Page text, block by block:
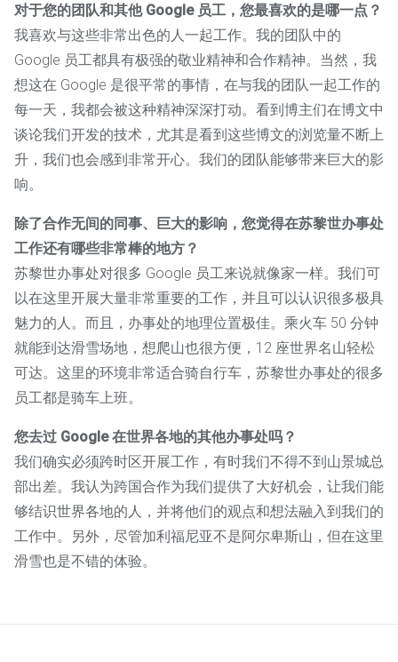
对于您的团队和其他 Google 员工，您最喜欢的是哪一点？
我喜欢与这些非常出色的人一起工作。我的团队中的
Google 员工都具有极强的敬业精神和合作精神。当然，我
想这在 Google 是很平常的事情，在与我的团队一起工作的
每一天，我都会被这种精神深深打动。看到博主们在博文中
谈论我们开发的技术，尤其是看到这些博文的浏览量不断上
升，我们也会感到非常开心。我们的团队能够带来巨大的影
响。
除了合作无间的同事、巨大的影响，您觉得在苏黎世办事处
工作还有哪些非常棒的地方？
苏黎世办事处对很多 Google 员工来说就像家一样。我们可
以在这里开展大量非常重要的工作，并且可以认识很多极具
魅力的人。而且，办事处的地理位置极佳。乘火车 50 分钟
就能到达滑雪场地，想爬山也很方便，12 座世界名山轻松
可达。这里的环境非常适合骑自行车，苏黎世办事处的很多
员工都是骑车上班。
您去过 Google 在世界各地的其他办事处吗？
我们确实必须跨时区开展工作，有时我们不得不到山景城总
部出差。我认为跨国合作为我们提供了大好机会，让我们能
够结识世界各地的人，并将他们的观点和想法融入到我们的
工作中。另外，尽管加利福尼亚不是阿尔卑斯山，但在这里
滑雪也是不错的体验。